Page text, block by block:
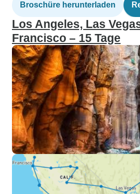
Broschüre herunterladen
Los Angeles, Las
Francisco – 15 Tage